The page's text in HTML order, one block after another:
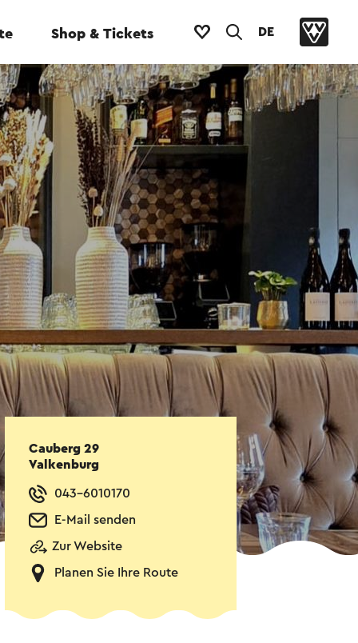
Shop & Tickets DE
Cauberg 29
Valkenburg
043-6010170
E-Mail senden
Zur Website
Planen Sie Ihre Route